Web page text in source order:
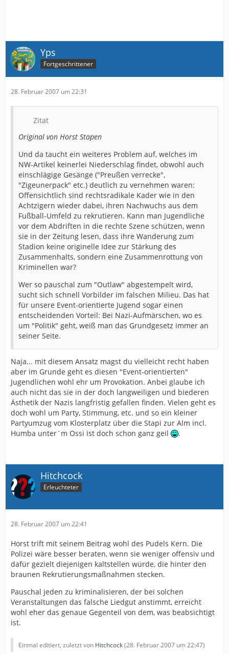
Yps
Fortgeschrittener
28. Februar 2007 um 22:31
Zitat
Original von Horst Stapen
Und da taucht ein weiteres Problem auf, welches im
NW-Artikel keinerlei Niederschlag findet, obwohl auch
einschlägige Gesänge ("Preußen verrecke",
"Zigeunerpack" etc.) deutlich zu vernehmen waren:
Offensichtlich sind rechtsradikale Kader wie in den
Achtzigern wieder dabei, ihren Nachwuchs aus dem
Fußball-Umfeld zu rekrutieren. Kann man Jugendliche
vor dem Abdriften in die rechte Szene schützen, wenn
sie in der Zeitung lesen, dass ihre Wanderung zum
Stadion keine originelle Idee zur Stärkung des
Zusammenhalts, sondern eine Zusammenrottung von
Kriminellen war?
Wer so pauschal zum "Outlaw" abgestempelt wird,
sucht sich schnell Vorbilder im falschen Milieu. Das hat
für unsere Event-orientierte Jugend sogar einen
entscheidenden Vorteil: Bei Nazi-Aufmärschen, wo es
um "Politik" geht, weiß man das Grundgesetz immer an
seiner Seite.
Naja... mit diesem Ansatz magst du vielleicht recht haben
aber im Grunde geht es diesen "Event-orientierten"
Jugendlichen wohl ehr um Provokation. Anbei glaube ich
auch nicht das sie in der doch langweiligen und biederen
Ästhetik der Nazis langfristig gefallen finden. Vielen geht es
doch wohl um Party, Stimmung, etc. und so ein kleiner
Partyumzug vom Klosterplatz über die Stapi zur Alm incl.
Humba unter´m Ossi ist doch schon ganz geil
.
Hitchcock
Erleuchteter
28. Februar 2007 um 22:41
Horst trift mit seinem Beitrag wohl des Pudels Kern. Die
Polizei wäre besser beraten, wenn sie weniger offensiv und
dafür gezielt diejenigen kaltstellen würde, die hinter den
braunen Rekrutierungsmaßnahmen stecken.
Pauschal jeden zu kriminalisieren, der bei solchen
Veranstaltungen das falsche Liedgut anstimmt, erreicht
wohl eher das genaue Gegenteil von dem, was beabsichtigt
ist.
Einmal editiert, zuletzt von Hitchcock(28. Februar 2007 um 22:47)